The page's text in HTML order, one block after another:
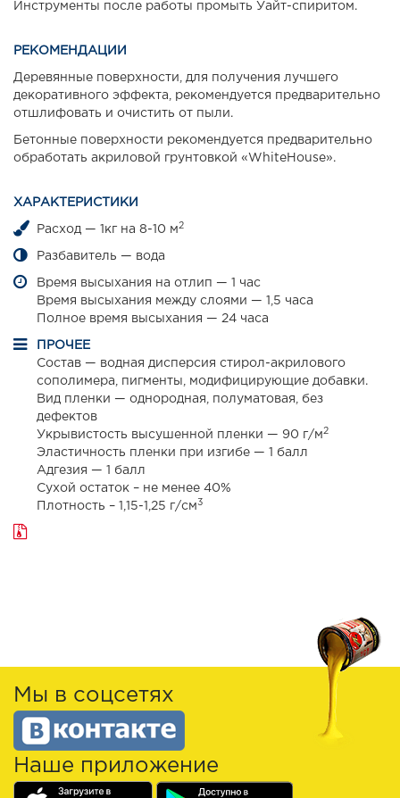
Инструменты после работы промыть Уайт-спиритом.
РЕКОМЕНДАЦИИ
Деревянные поверхности, для получения лучшего
декоративного эффекта, рекомендуется предварительно
отшлифовать и очистить от пыли.
Бетонные поверхности рекомендуется предварительно
обработать акриловой грунтовкой «WhiteHouse».
ХАРАКТЕРИСТИКИ
Расход — 1кг на 8-10 м 2
Разбавитель — вода
Время высыхания на отлип — 1 час
Время высыхания между слоями — 1,5 часа
Полное время высыхания — 24 часа
ПРОЧЕЕ
Состав — водная дисперсия стирол-акрилового
сополимера, пигменты, модифицирующие добавки.
Вид пленки — однородная, полуматовая, без
дефектов
Укрывистость высушенной пленки — 90 г/м 2
Эластичность пленки при изгибе — 1 балл
Адгезия — 1 балл
Сухой остаток – не менее 40%
Плотность – 1,15-1,25 г/см 3
Мы в соцсетях
Наше приложение